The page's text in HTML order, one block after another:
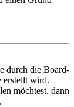
durch die Board-
erstellt wird.
möchtest, dann